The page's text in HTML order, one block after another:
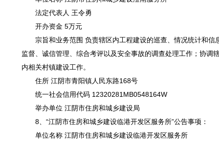
法定代表人 王令勇
开办资金 5万元
宗旨和业务范围 负责辖区内工程建设的巡查、情况统计和
监督、诚信管理、综合考评以及安全事故的调查处理工作；协
内相关村镇建设工作。
住所 江阴市青阳镇人民东路168号
统一社会信用代码 12320281MB0548164W
举办单位 江阴市住房和城乡建设局
8、“江阴市住房和城乡建设临港开发区服务所”公告事项：
单位名称 江阴市住房和城乡建设临港开发区服务所